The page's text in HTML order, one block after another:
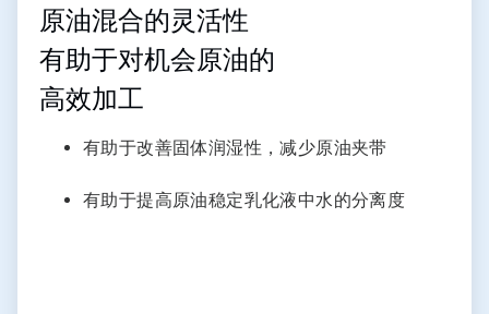
原油混合的灵活性
有助于对机会原油的
高效加工​
有助于改善固体润湿性，减少原油夹带
有助于提高原油稳定乳化液中水的分离度